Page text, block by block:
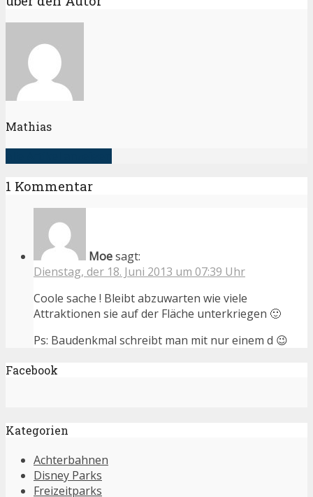
Mathias
1 Kommentar
Moesagt:
Dienstag, der 18. Juni 2013 um 07:39 Uhr
Coole sache ! Bleibt abzuwarten wie viele
Attraktionen sie auf der Fläche unterkriegen 🙂
Ps: Baudenkmal schreibt man mit nur einem d 😉
Facebook
Kategorien
Achterbahnen
Disney Parks
Freizeitparks